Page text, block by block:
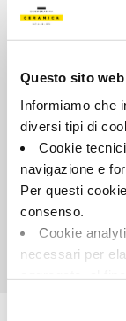
Questo sito
Informiamo che
diversi tipi di
Cookie
navigazione e
Per questi
consenso.
Cookie
necessari per
Cookie di
Farbe:
Almond
Schlicht
Format:
30.0x60.0